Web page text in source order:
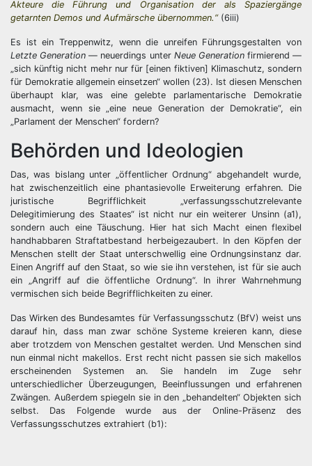
Akteure die Führung und Organisation der als Spaziergänge
getarnten Demos und Aufmärsche übernommen.“(6iii)
Es ist ein Treppenwitz, wenn die unreifen Führungsgestalten von
Letzte Generation — neuerdings unter Neue Generationfirmierend —
„sich künftig nicht mehr nur für [einen fiktiven] Klimaschutz, sondern
für Demokratie allgemein einsetzen“ wollen (23). Ist diesen Menschen
überhaupt klar, was eine gelebte parlamentarische Demokratie
ausmacht, wenn sie „eine neue Generation der Demokratie“, ein
„Parlament der Menschen“ fordern?
Behörden und Ideologien
Das, was bislang unter „öffentlicher Ordnung“ abgehandelt wurde,
hat zwischenzeitlich eine phantasievolle Erweiterung erfahren. Die
juristische Begrifflichkeit „verfassungsschutzrelevante
Delegitimierung des Staates“ ist nicht nur ein weiterer Unsinn (a1),
sondern auch eine Täuschung. Hier hat sich Macht einen flexibel
handhabbaren Straftatbestand herbeigezaubert. In den Köpfen der
Menschen stellt der Staat unterschwellig eine Ordnungsinstanz dar.
Einen Angriff auf den Staat, so wie sie ihn verstehen, ist für sie auch
ein „Angriff auf die öffentliche Ordnung“. In ihrer Wahrnehmung
vermischen sich beide Begrifflichkeiten zu einer.
Das Wirken des Bundesamtes für Verfassungsschutz (BfV) weist uns
darauf hin, dass man zwar schöne Systeme kreieren kann, diese
aber trotzdem von Menschen gestaltet werden. Und Menschen sind
nun einmal nicht makellos. Erst recht nicht passen sie sich makellos
erscheinenden Systemen an. Sie handeln im Zuge sehr
unterschiedlicher Überzeugungen, Beeinflussungen und erfahrenen
Zwängen. Außerdem spiegeln sie in den „behandelten“ Objekten sich
selbst. Das Folgende wurde aus der Online-Präsenz des
Verfassungsschutzes extrahiert (b1):